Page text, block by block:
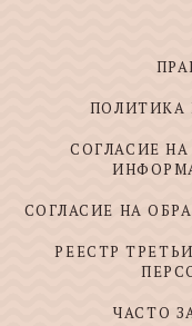
ПОЛИТИКА
СОГЛАСИЕ
СОГЛАСИЕ НА
РЕЕСТР
ЧАСТО